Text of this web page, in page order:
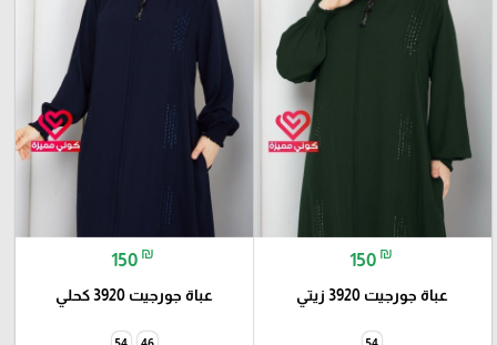
150 ₪
عباة جورجيت 3920 زيتي
150 ₪
عباة جورجيت 3920 كحلي